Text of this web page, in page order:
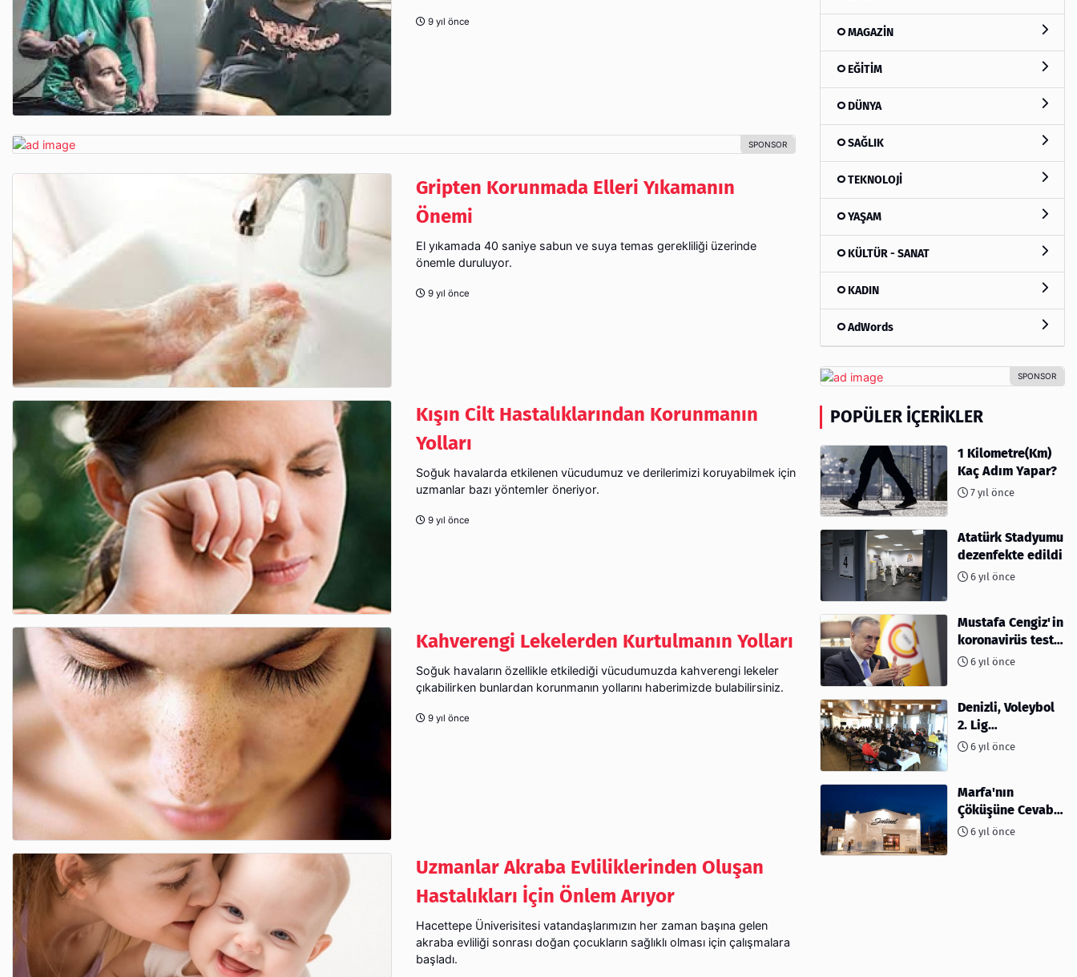
9 yıl önce
Gripten Korunmada Elleri Yıkamanın
Önemi
El yıkamada 40 saniye sabun ve suya temas gerekliliği üzerinde
önemle duruluyor.
9 yıl önce
Kışın Cilt Hastalıklarından Korunmanın
Yolları
Soğuk havalarda etkilenen vücudumuz ve derilerimizi koruyabilmek için
uzmanlar bazı yöntemler öneriyor.
9 yıl önce
Kahverengi Lekelerden Kurtulmanın Yolları
Soğuk havaların özellikle etkilediği vücudumuzda kahverengi lekeler
çıkabilirken bunlardan korunmanın yollarını haberimizde bulabilirsiniz.
9 yıl önce
Uzmanlar Akraba Evliliklerinden Oluşan
Hastalıkları İçin Önlem Arıyor
Hacettepe Üniverisitesi vatandaşlarımızın her zaman başına gelen
akraba evliliği sonrası doğan çocukların sağlıklı olması için çalışmalara
başladı.
MAGAZİN
EĞİTİM
DÜNYA
SAĞLIK
TEKNOLOJİ
YAŞAM
KÜLTÜR - SANAT
KADIN
AdWords
POPÜLER İÇERIKLER
1 Kilometre(Km)
Kaç Adım Yapar?
7 yıl önce
Atatürk Stadyumu
dezenfekte edildi
6 yıl önce
Mustafa Cengiz'in
koronavirüs test
sonucu açıklandı
6 yıl önce
Denizli, Voleybol
2. Lig
müsabakalarına
6 yıl önce
Marfa'nın
Çöküşüne Cevabı:
Kahve ve
6 yıl önce